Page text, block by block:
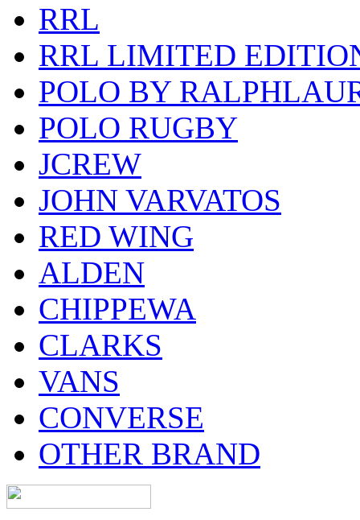
RRL
RRL LIMITED
POLO BY
POLO RUGBY
JCREW
JOHN VARVATOS
RED WING
ALDEN
CHIPPEWA
CLARKS
VANS
CONVERSE
OTHER BRAND